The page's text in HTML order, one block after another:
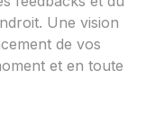
Une vision
de vos
et en toute